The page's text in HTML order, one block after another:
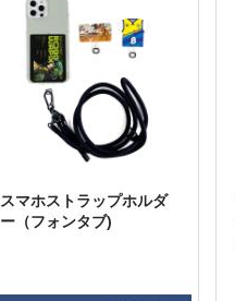
スマホストラップホルダ
ー（フォンタブ)